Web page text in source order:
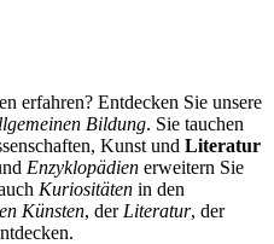
erfahren? Entdecken Sie unsere
Bildung. Sie tauchen
Kunst und Literatur
Enzyklopädien erweitern Sie
Kuriositäten in den
Künsten, der Literatur, der